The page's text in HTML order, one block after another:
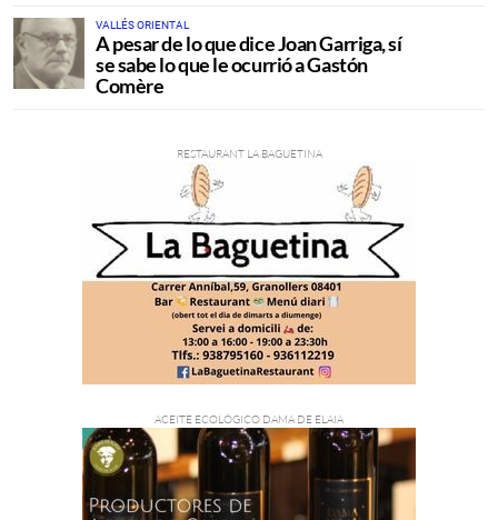
VALLÉS ORIENTAL
A pesar de lo que dice Joan Garriga, sí
se sabe lo que le ocurrió a Gastón
Comère